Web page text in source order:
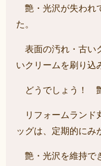
艶・光沢が失われ
た。
表面の汚れ・古い
いクリームを刷り込
どうでしょう！ 艶
リフォームランド
ッグは、定期的にみ
艶・光沢を維持で